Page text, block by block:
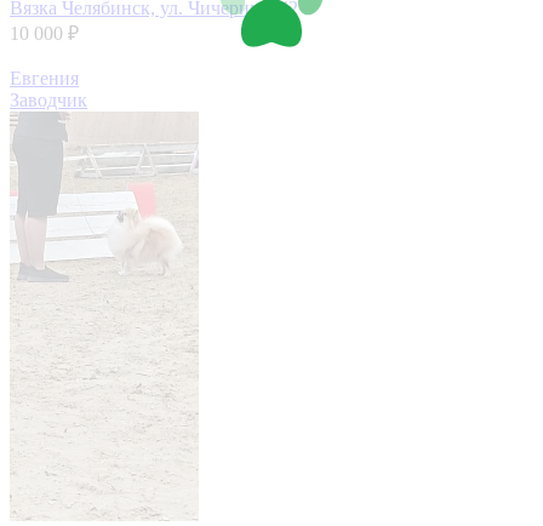
Вязка Челябинск, ул. Чичерина, 42
10 000 ₽
Евгения
Заводчик